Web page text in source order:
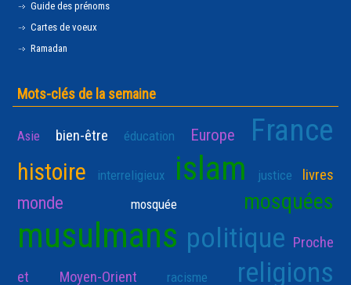
Guide des prénoms
Cartes de voeux
Ramadan
Mots-clés de la semaine
Asie bien-être éducation Europe France
histoire interreligieux islam justice livres
monde mosquée mosquées
musulmans politique Proche
et Moyen-Orient
racisme religions